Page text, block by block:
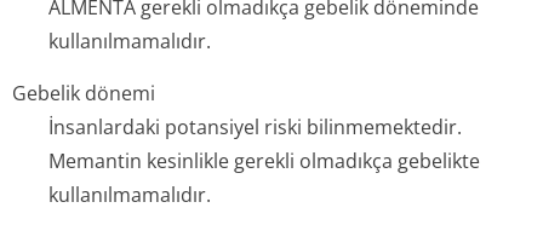
ALMENTA gerekli olmadıkça gebelik döneminde
kullanılmamalıdır.
Gebelik dönemi
İnsanlardaki potansiyel riski bilinmemektedir.
Memantin kesinlikle gerekli olmadıkça gebelikte
kullanılmamalıdır.